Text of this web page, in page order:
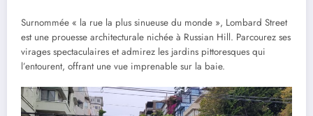
Surnommée « la rue la plus sinueuse du monde », Lombard Street
est une prouesse architecturale nichée à Russian Hill. Parcourez ses
virages spectaculaires et admirez les jardins pittoresques qui
l’entourent, offrant une vue imprenable sur la baie.